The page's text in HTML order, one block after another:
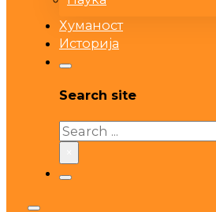
Хуманост
Историја
Search site
Search